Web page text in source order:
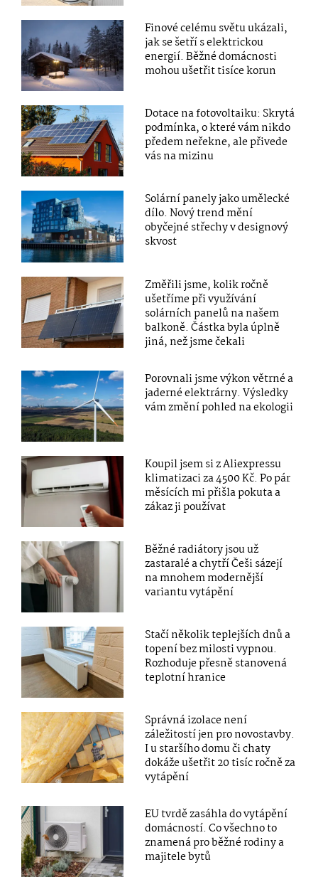
Finové celému světu ukázali,
jak se šetří s elektrickou
energií. Běžné domácnosti
mohou ušetřit tisíce korun
Dotace na fotovoltaiku: Skrytá
podmínka, o které vám nikdo
předem neřekne, ale přivede
vás na mizinu
Solární panely jako umělecké
dílo. Nový trend mění
obyčejné střechy v designový
skvost
Změřili jsme, kolik ročně
ušetříme při využívání
solárních panelů na našem
balkoně. Částka byla úplně
jiná, než jsme čekali
Porovnali jsme výkon větrné a
jaderné elektrárny. Výsledky
vám změní pohled na ekologii
Koupil jsem si z Aliexpressu
klimatizaci za 4500 Kč. Po pár
měsících mi přišla pokuta a
zákaz ji používat
Běžné radiátory jsou už
zastaralé a chytří Češi sázejí
na mnohem modernější
variantu vytápění
Stačí několik teplejších dnů a
topení bez milosti vypnou.
Rozhoduje přesně stanovená
teplotní hranice
Správná izolace není
záležitostí jen pro novostavby.
I u staršího domu či chaty
dokáže ušetřit 20 tisíc ročně za
vytápění
EU tvrdě zasáhla do vytápění
domácností. Co všechno to
znamená pro běžné rodiny a
majitele bytů